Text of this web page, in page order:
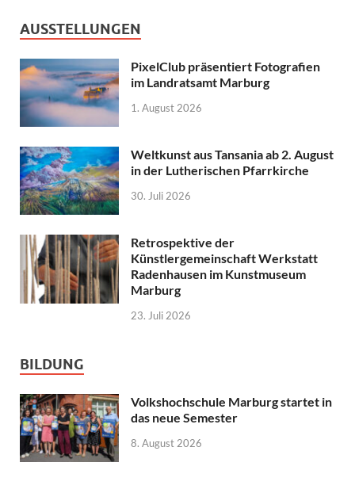
AUSSTELLUNGEN
PixelClub präsentiert Fotografien
im Landratsamt Marburg
1. August 2026
Weltkunst aus Tansania ab 2. August
in der Lutherischen Pfarrkirche
30. Juli 2026
Retrospektive der
Künstlergemeinschaft Werkstatt
Radenhausen im Kunstmuseum
Marburg
23. Juli 2026
BILDUNG
Volkshochschule Marburg startet in
das neue Semester
8. August 2026